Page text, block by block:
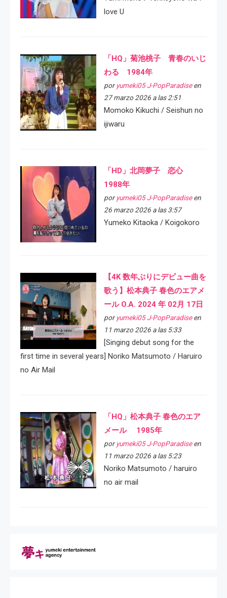
love U
「HQ」菊池桃子 青春のいじ
わる 1984年
por yumeki05 J-PopParadiseen
27 marzo 2026 a las 2:51
Momoko Kikuchi / Seishun no
ijiwaru
「HD」北岡夢子 恋心
1988年
por yumeki05 J-PopParadiseen
26 marzo 2026 a las 3:57
Yumeko Kitaoka / Koigokoro
【4K 数年ぶりにデビュー曲を
歌う】松本典子 春色のエアメ
ール O.A. 2024 年 02月 17日
por yumeki05 J-PopParadiseen
11 marzo 2026 a las 5:33
[Singing debut song for the
first time in several years] Noriko Matsumoto / Haruiro
no Air Mail
「HQ」松本典子 春色のエア
メール 1985年
por yumeki05 J-PopParadiseen
11 marzo 2026 a las 5:23
Noriko Matsumoto / haruiro
no air mail